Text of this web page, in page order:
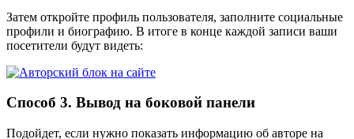
Затем откройте профиль пользователя, заполните социальные
профили и биографию. В итоге в конце каждой записи ваши
посетители будут видеть:
Способ 3. Вывод на боковой панели
Подойдет, если нужно показать информацию об авторе на